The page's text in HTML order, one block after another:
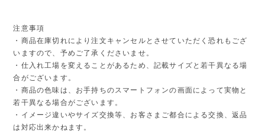
注意事項
・商品在庫切れにより注文キャンセルとさせていただく恐れもござ
いますので、予めご了承くださいませ。
・仕入れ工場を変えることがあるため、記載サイズと若干異なる場
合がございます。
・商品の色味は、お手持ちのスマートフォンの画面によって実物と
若干異なる場合がございます。
・イメージ違いやサイズ交換等、お客さまご都合による交換、返品
は対応出来かねます。